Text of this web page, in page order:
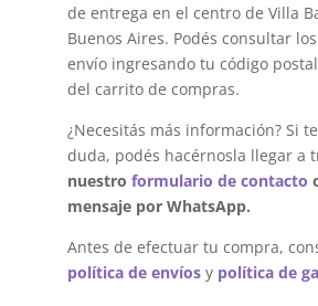
de entrega en el centro de Villa
Buenos Aires. Podés consultar
envío ingresando tu código
del carrito de compras.
¿Necesitás más información? Si
duda, podés hacérnosla llegar a
nuestro formulario de contacto
mensaje por WhatsApp.
Antes de efectuar tu compra,
política de envíosy política de